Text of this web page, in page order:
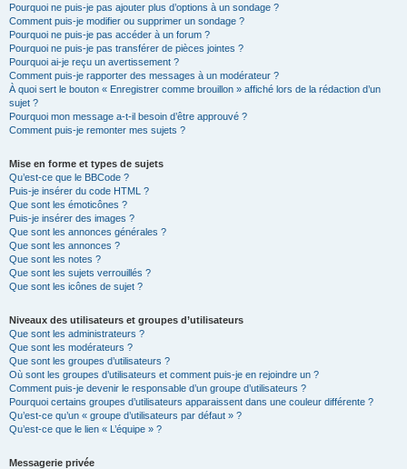
Pourquoi ne puis-je pas ajouter plus d’options à un sondage ?
Comment puis-je modifier ou supprimer un sondage ?
Pourquoi ne puis-je pas accéder à un forum ?
Pourquoi ne puis-je pas transférer de pièces jointes ?
Pourquoi ai-je reçu un avertissement ?
Comment puis-je rapporter des messages à un modérateur ?
À quoi sert le bouton « Enregistrer comme brouillon » affiché lors de la rédaction d’un
sujet ?
Pourquoi mon message a-t-il besoin d’être approuvé ?
Comment puis-je remonter mes sujets ?
Mise en forme et types de sujets
Qu’est-ce que le BBCode ?
Puis-je insérer du code HTML ?
Que sont les émoticônes ?
Puis-je insérer des images ?
Que sont les annonces générales ?
Que sont les annonces ?
Que sont les notes ?
Que sont les sujets verrouillés ?
Que sont les icônes de sujet ?
Niveaux des utilisateurs et groupes d’utilisateurs
Que sont les administrateurs ?
Que sont les modérateurs ?
Que sont les groupes d’utilisateurs ?
Où sont les groupes d’utilisateurs et comment puis-je en rejoindre un ?
Comment puis-je devenir le responsable d’un groupe d’utilisateurs ?
Pourquoi certains groupes d’utilisateurs apparaissent dans une couleur différente ?
Qu’est-ce qu’un « groupe d’utilisateurs par défaut » ?
Qu’est-ce que le lien « L’équipe » ?
Messagerie privée